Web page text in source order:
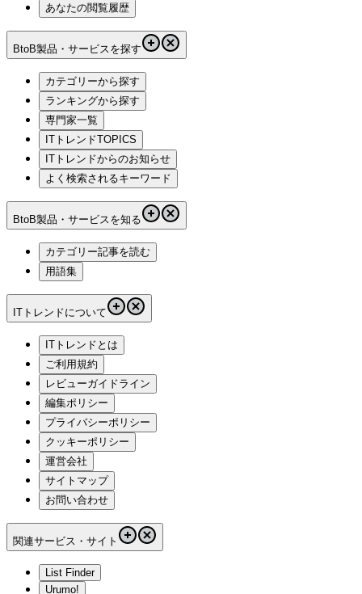
あなたの閲覧履歴
BtoB製品・サービスを探す
カテゴリーから探す
ランキングから探す
専門家一覧
ITトレンドTOPICS
ITトレンドからのお知らせ
よく検索されるキーワード
BtoB製品・サービスを知る
カテゴリー記事を読む
用語集
ITトレンドについて
ITトレンドとは
ご利用規約
レビューガイドライン
編集ポリシー
プライバシーポリシー
クッキーポリシー
運営会社
サイトマップ
お問い合わせ
関連サービス・サイト
List Finder
Urumo!